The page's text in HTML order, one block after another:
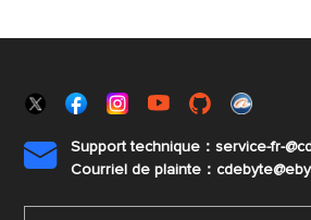

Support technique：service-fr-
Courriel de plainte：cdebyte